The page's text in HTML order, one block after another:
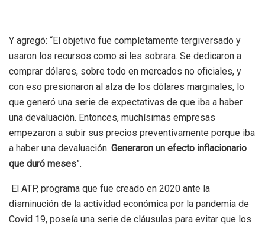
Y agregó: “El objetivo fue completamente tergiversado y
usaron los recursos como si les sobrara. Se dedicaron a
comprar dólares, sobre todo en mercados no oficiales, y
con eso presionaron al alza de los dólares marginales, lo
que generó una serie de expectativas de que iba a haber
una devaluación. Entonces, muchísimas empresas
empezaron a subir sus precios preventivamente porque iba
a haber una devaluación. Generaron un efecto inflacionario
que duró meses”.
El ATP, programa que fue creado en 2020 ante la
disminución de la actividad económica por la pandemia de
Covid 19, poseía una serie de cláusulas para evitar que los